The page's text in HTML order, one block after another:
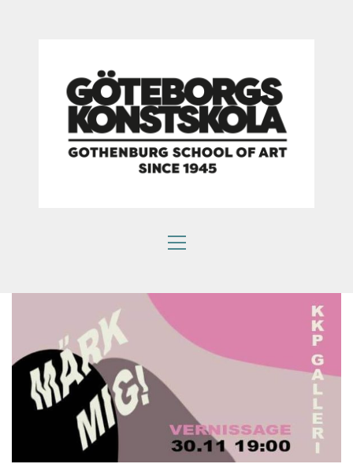
Som en bra konstskola värnar vi om kreativ
subjektivitet.
Ett eget konstnärlig språk ger kraftfulla verktyg att
själv påverka framtiden.